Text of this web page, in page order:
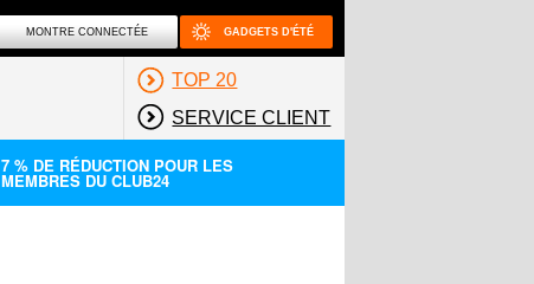
MONTRE CONNECTÉE GADGETS D'ÉTÉ
TOP 20
SERVICE CLIENT
7 % DE RÉDUCTION POUR LES
MEMBRES DU CLUB24